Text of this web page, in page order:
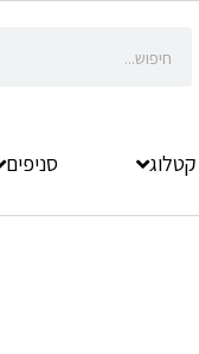
קטלוג סניפים